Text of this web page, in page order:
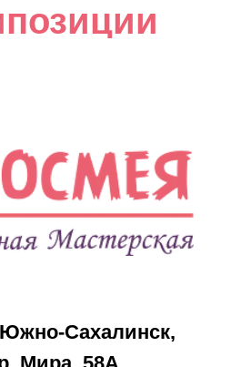
56 (ТЦ
д.48
Каталог
Букеты
Композиции